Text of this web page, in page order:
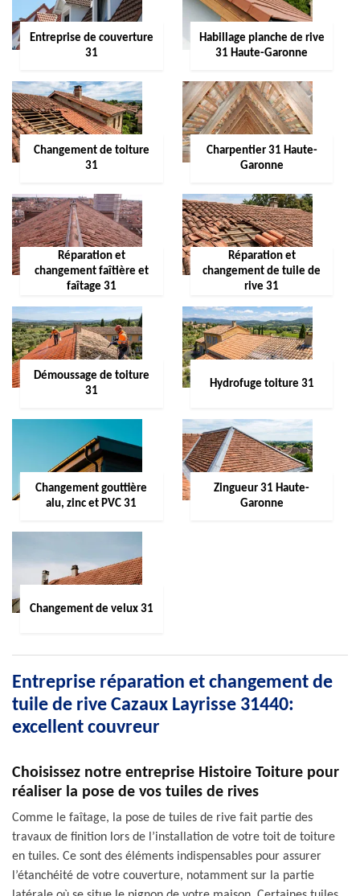
Entreprise de couverture
31
Habillage planche de rive
31 Haute-Garonne
Changement de toiture
31
Charpentier 31 Haute-
Garonne
Réparation et
changement faîtière et
faîtage 31
Réparation et
changement de tuile de
rive 31
Démoussage de toiture
31
Hydrofuge toiture 31
Changement gouttière
alu, zinc et PVC 31
Zingueur 31 Haute-
Garonne
Changement de velux 31
Entreprise réparation et changement de
tuile de rive Cazaux Layrisse 31440:
excellent couvreur
Choisissez notre entreprise Histoire Toiture pour
réaliser la pose de vos tuiles de rives
Comme le faîtage, la pose de tuiles de rive fait partie des
travaux de finition lors de l’installation de votre toit de toiture
en tuiles. Ce sont des éléments indispensables pour assurer
l’étanchéité de votre couverture, notamment sur la partie